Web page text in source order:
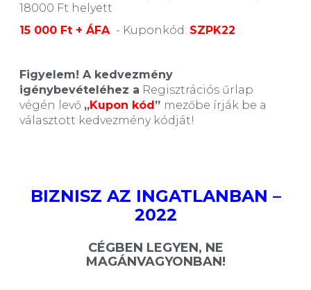
18000 Ft helyett
15 000 Ft + ÁFA - Kuponkód: SZPK22
Figyelem! A kedvezmény
igénybevételéhez a Regisztrációs űrlap
végén levő „Kupon kód” mezőbe írják be a
választott kedvezmény kódját!
BIZNISZ AZ INGATLANBAN ­–
2022
CÉGBEN LEGYEN, NE
MAGÁNVAGYONBAN!